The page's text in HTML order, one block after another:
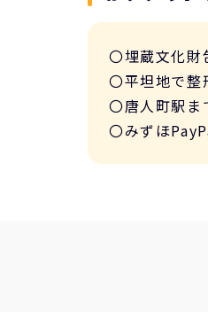
〇埋蔵文化財
〇平坦地で整
〇唐人町駅ま
〇みずほ